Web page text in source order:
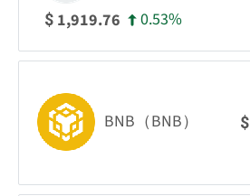
$ 1,919.76 0.53%
BNB（BNB） $